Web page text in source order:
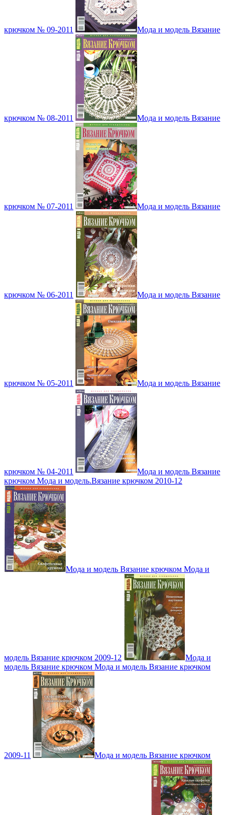
крючком № 09-2011 Мода и модель Вязание
крючком № 08-2011 Мода и модель Вязание
крючком № 07-2011 Мода и модель Вязание
крючком № 06-2011 Мода и модель Вязание
крючком № 05-2011 Мода и модель Вязание
крючком № 04-2011
Мода и модель Вязание
крючком Мода и модель.Вязание крючком 2010-12
Мода и модель Вязание крючком Мода и
модель Вязание крючком 2009-12
Мода и
модель Вязание крючком Мода и модель Вязание крючком
2009-11 Мода и модель Вязание крючком